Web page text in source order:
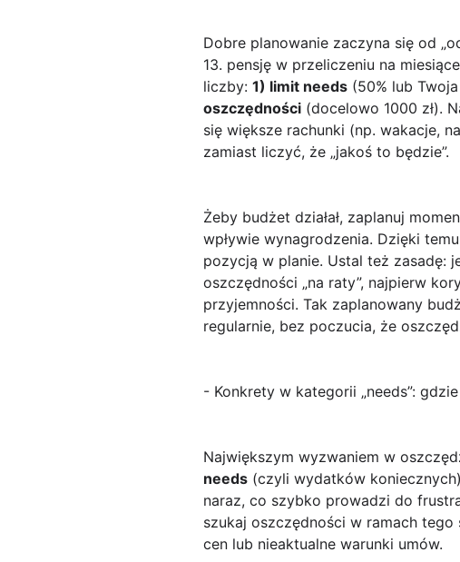
Dobre planowanie zaczyna się od
13. pensję w przeliczeniu na
liczby: 1) limit needs (50% lub
oszczędności (docelowo 1000 zł).
się większe rachunki (np. wakacje,
zamiast liczyć, że „jakoś to będzie”.
Żeby budżet działał, zaplanuj
wpływie wynagrodzenia. Dzięki
pozycją w planie. Ustal też zasadę:
oszczędności „na raty”, najpierw
przyjemności. Tak zaplanowany
regularnie, bez poczucia, że
- Konkrety w kategorii „needs”:
Największym wyzwaniem w
needs (czyli wydatków
naraz, co szybko prowadzi do
szukaj oszczędności w ramach tego
cen lub nieaktualne warunki umów.